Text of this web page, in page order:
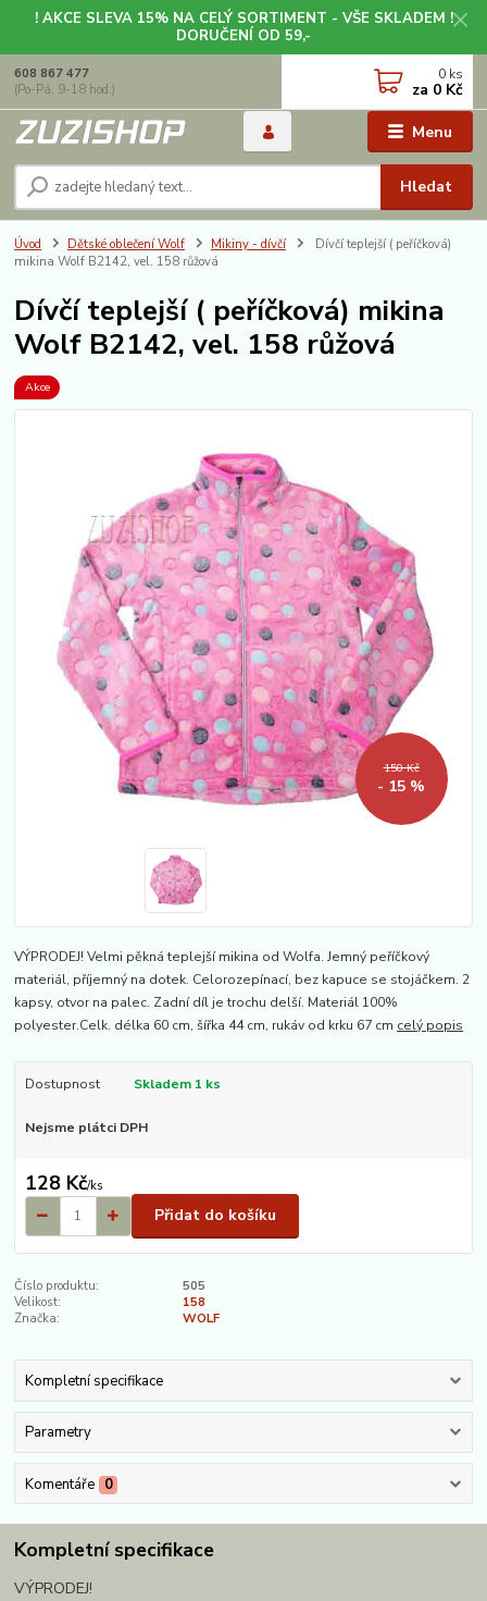
! AKCE SLEVA 15% NA CELÝ SORTIMENT - VŠE SKLADEM !
DORUČENÍ OD 59,-
Menu
Hledat
608 867 477
(Po-Pá, 9-18 hod.)
0 ks
za 0 Kč
Úvod Dětské oblečení Wolf Mikiny - dívčí
Dívčí teplejší ( peříčková)
mikina Wolf B2142, vel. 158 růžová
Dívčí teplejší ( peříčková) mikina
Wolf B2142, vel. 158 růžová
Akce
150 Kč
- 15 %
VÝPRODEJ! Velmi pěkná teplejší mikina od Wolfa. Jemný peříčkový
materiál, příjemný na dotek. Celorozepínací, bez kapuce se stojáčkem. 2
kapsy, otvor na palec. Zadní díl je trochu delší. Materiál 100%
polyester.Celk. délka 60 cm, šířka 44 cm, rukáv od krku 67 cm celý popis
Dostupnost Skladem 1 ks
Nejsme plátci DPH
128 Kč/ks
Přidat do košíku
Číslo produktu:
505
Velikost:
158
Značka:
WOLF
Kompletní specifikace
Parametry
Komentáře 0
Kompletní specifikace
VÝPRODEJ!